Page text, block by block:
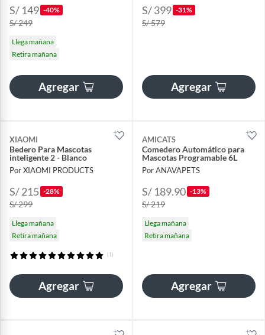
S/ 149 -40%
S/ 249
Llega mañana
Retira mañana
Agregar
S/ 399 -31%
S/ 579
Agregar
XIAOMI
Bedero Para Mascotas
inteligente 2 - Blanco
Por XIAOMI PRODUCTS
S/ 215 -28%
S/ 299
Llega mañana
Retira mañana
(1)
Agregar
AMICATS
Comedero Automático para
Mascotas Programable 6L
Por ANAVAPETS
S/ 189.90 -13%
S/ 219
Llega mañana
Retira mañana
Agregar